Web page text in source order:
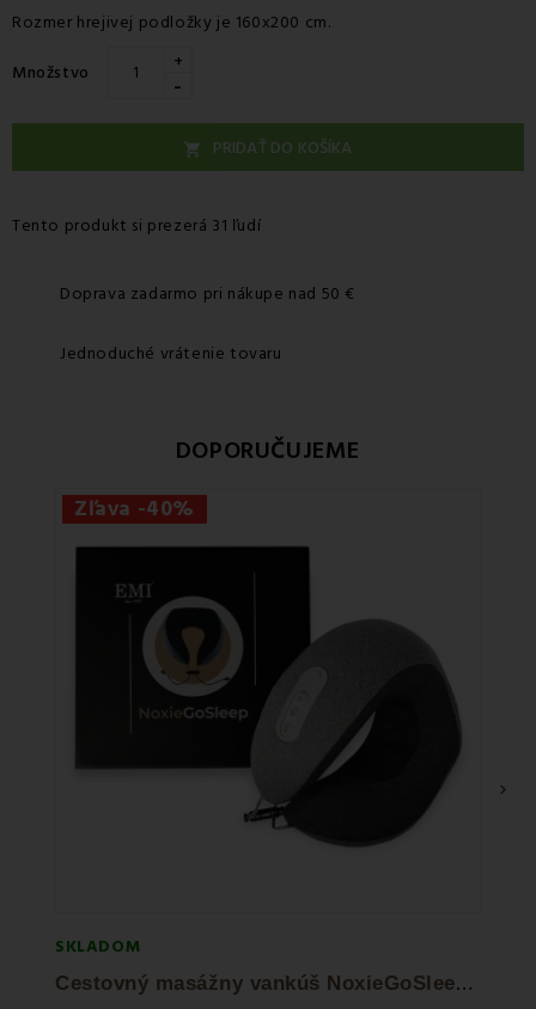
Rozmer hrejivej podložky je 160x200 cm.
Množstvo +
-
 PRIDAŤ DO KOŠÍKA
Tento produkt si prezerá 31 ľudí
Doprava zadarmo pri nákupe nad 50 €
Jednoduché vrátenie tovaru
DOPORUČUJEME
Zľava -40%
SKLADOM
C
estovný masážny vankúš NoxieGoSleep EMI
›